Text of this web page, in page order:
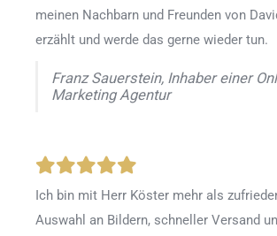
meinen Nachbarn und Freunden von
erzählt und werde das gerne wieder tun.
Franz Sauerstein, Inhaber einer
Marketing Agentur
Ich bin mit Herr Köster mehr als
Auswahl an Bildern, schneller Versand